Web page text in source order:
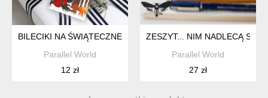
BILECIKI NA ŚWIĄTECZNE PREZENTY... 6 SZT.
Parallel World
12 zł
ZESZYT... NIM NADLECĄ
Parallel World
27 zł